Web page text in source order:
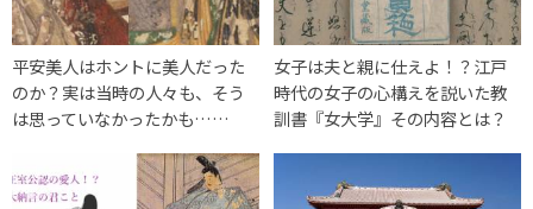
平安美人はホントに美人だった
のか？実は当時の人々も、そう
は思っていなかったかも……
女子は夫と親に仕えよ！？江戸
時代の女子の心構えを説いた教
訓書『女大学』その内容とは？